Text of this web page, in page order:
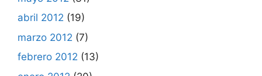
abril 2012 (19)
marzo 2012 (7)
febrero 2012 (13)